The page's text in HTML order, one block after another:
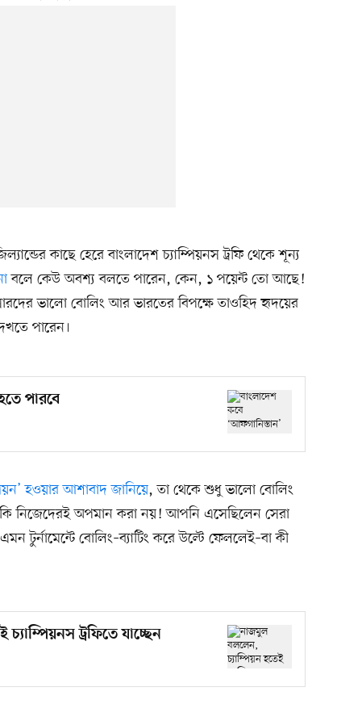
কাছে হেরে বাংলাদেশ চ্যাম্পিয়নস ট্রফি থেকে শূন্য
বলে কেউ অবশ্য বলতে পারেন, কেন, ১ পয়েন্ট তো আছে!
ভালো বোলিং আর ভারতের বিপক্ষে তাওহিদ হৃদয়ের
পারেন।
পারবে
হওয়ার আশাবাদ জানিয়ে, তা থেকে শুধু ভালো বোলিং
নিজেদেরই অপমান করা নয়! আপনি এসেছিলেন সেরা
টুর্নামেন্টে বোলিং–ব্যাটিং করে উল্টে ফেললেই–বা কী
ট্রফিতে যাচ্ছেন